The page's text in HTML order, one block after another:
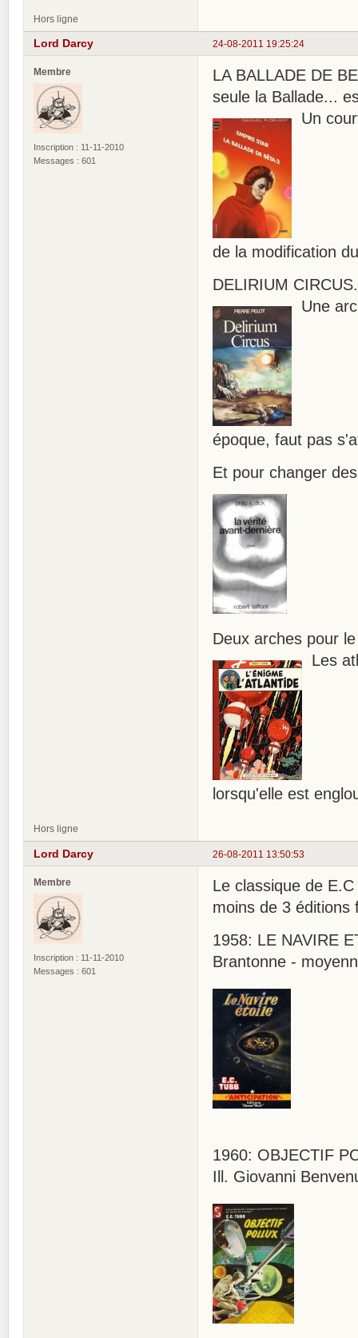
Hors ligne
24-08-2011 19:25:24
Lord Darcy
Membre
Inscription : 11-11-2010
Messages : 601
LA BALLADE DE
seule la Ballade...
Un
de la modification
DELIRIUM
Une
époque, faut pas
Et pour changer
Deux arches pour
Les
lorsqu'elle est
Hors ligne
26-08-2011 13:50:53
Lord Darcy
Membre
Inscription : 11-11-2010
Messages : 601
Le classique de
moins de 3 éditions
1958: LE NAVIRE
Brantonne -
1960: OBJECTIF
Ill. Giovanni